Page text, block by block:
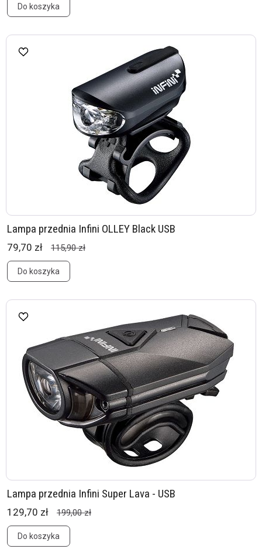
Do koszyka
Lampa przednia Infini OLLEY Black USB
79,70 zł 115,90 zł
Do koszyka
Lampa przednia Infini Super Lava - USB
129,70 zł 199,00 zł
Do koszyka